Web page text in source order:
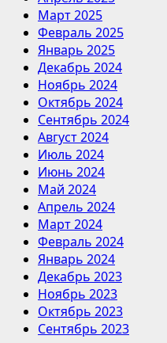
Март 2025
Февраль 2025
Январь 2025
Декабрь 2024
Ноябрь 2024
Октябрь 2024
Сентябрь 2024
Август 2024
Июль 2024
Июнь 2024
Май 2024
Апрель 2024
Март 2024
Февраль 2024
Январь 2024
Декабрь 2023
Ноябрь 2023
Октябрь 2023
Сентябрь 2023